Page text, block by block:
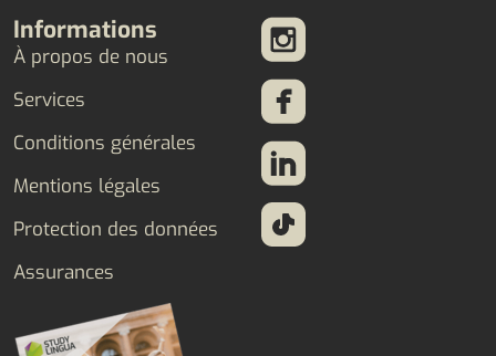
Informations
À propos de nous
Services
Conditions générales
Mentions légales
Protection des données
Assurances